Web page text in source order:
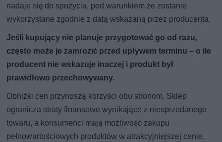
nadaje się do spożycia, pod warunkiem że zostanie
wykorzystane zgodnie z datą wskazaną przez producenta.
Jeśli kupujący nie planuje przygotować go od razu,
często może je zamrozić przed upływem terminu – o ile
producent nie wskazuje inaczej i produkt był
prawidłowo przechowywany.
Obniżki cen przynoszą korzyści obu stronom. Sklep
ogranicza straty finansowe wynikające z niesprzedanego
towaru, a konsumenci mają możliwość zakupu
pełnowartościowych produktów w atrakcyjniejszej cenie.